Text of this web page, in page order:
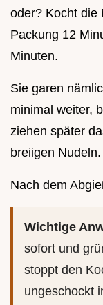
oder? Kocht die
Packung 12
Minuten.
Sie garen
minimal weiter,
ziehen später
breiigen Nudeln.
Nach dem
Wichtige
sofort und
stoppt den
ungeschockt